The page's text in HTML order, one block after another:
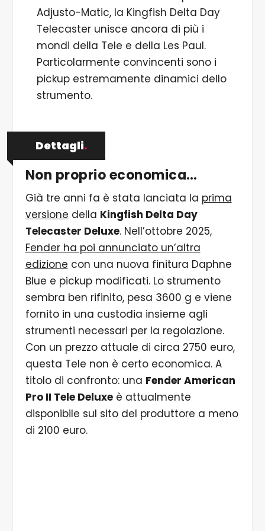
Adjusto-Matic, la Kingfish Delta Day
Telecaster unisce ancora di più i
mondi della Tele e della Les Paul.
Particolarmente convincenti sono i
pickup estremamente dinamici dello
strumento.
Dettagli.
Non proprio economica…
Già tre anni fa è stata lanciata la prima
versione della Kingfish Delta Day
Telecaster Deluxe. Nell’ottobre 2025,
Fender ha poi annunciato un’altra
edizione con una nuova finitura Daphne
Blue e pickup modificati. Lo strumento
sembra ben rifinito, pesa 3600 g e viene
fornito in una custodia insieme agli
strumenti necessari per la regolazione.
Con un prezzo attuale di circa 2750 euro,
questa Tele non è certo economica. A
titolo di confronto: una Fender American
Pro II Tele Deluxeè attualmente
disponibile sul sito del produttore a meno
di 2100 euro.